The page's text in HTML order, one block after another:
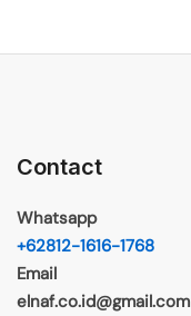
Contact
Whatsapp
+62812-1616-1768
Email
elnaf.co.id@gmail.com